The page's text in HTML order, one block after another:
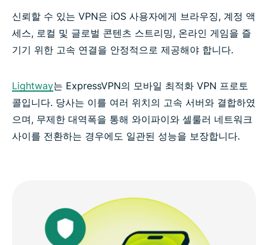
신뢰할 수 있는 VPN은 iOS 사용자에게 브라우징, 계정 액
세스, 로컬 및 글로벌 콘텐츠 스트리밍, 온라인 게임을 즐
기기 위한 고속 연결을 안정적으로 제공해야 합니다.
Lightway는 ExpressVPN의 모바일 최적화 VPN 프로토
콜입니다. 당사는 이를 여러 위치의 고속 서버와 결합하였
으며, 무제한 대역폭을 통해 와이파이와 셀룰러 네트워크
사이를 전환하는 경우에도 일관된 성능을 보장합니다.